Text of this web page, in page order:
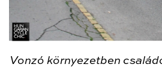
Vonzó környezetben